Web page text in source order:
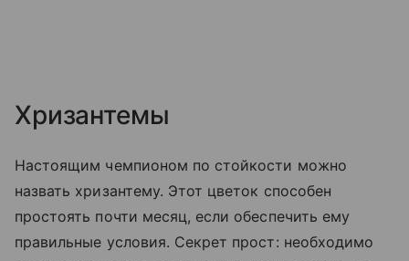
Хризантемы
Настоящим чемпионом по стойкости можно
назвать хризантему. Этот цветок способен
простоять почти месяц, если обеспечить ему
правильные условия. Секрет прост: необходимо